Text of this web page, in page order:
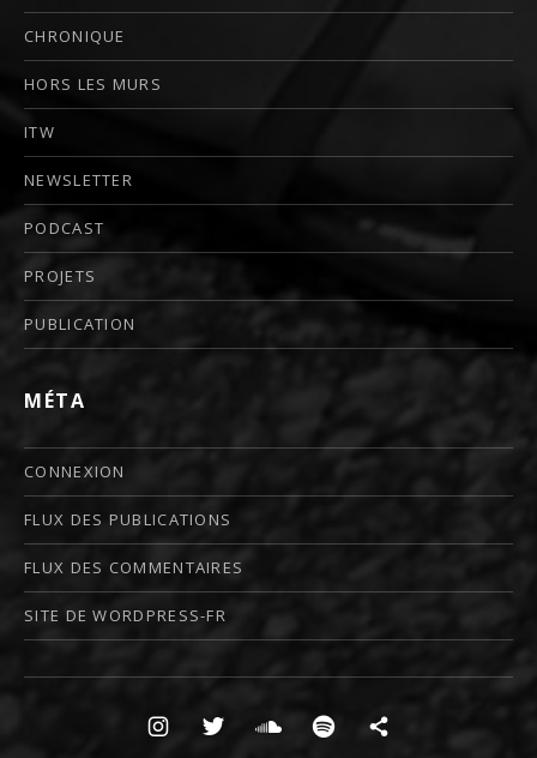
CHRONIQUE
HORS LES MURS
ITW
NEWSLETTER
PODCAST
PROJETS
PUBLICATION
MÉTA
CONNEXION
FLUX DES PUBLICATIONS
FLUX DES COMMENTAIRES
SITE DE WORDPRESS-FR
Boutons des médias sociaux
insta twittersoundcloud
spotify